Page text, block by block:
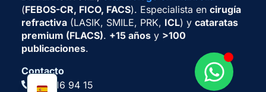
(FEBOS-CR, FICO, FACS). Especialista en cirugía
refractiva(LASIK, SMILE, PRK, ICL) y cataratas
premium (FLACS). +15 añosy >100
publicaciones.
Contacto
651 16 94 15